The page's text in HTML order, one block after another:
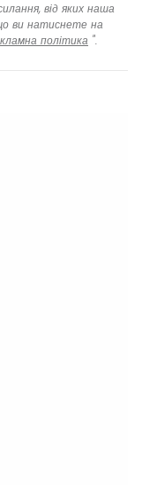
від яких наша
ви натиснете на
політика ".